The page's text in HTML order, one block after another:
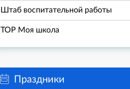
Штаб воспитательной работы
ТОР Моя школа
Праздники